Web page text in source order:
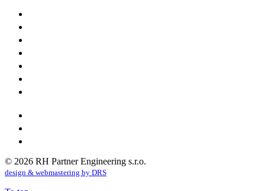
© 2026 RH Partner Engineering s.r.o.
design & webmastering by DRS